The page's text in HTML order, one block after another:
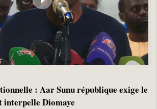
: Aar Sunu république exige le
Diomaye